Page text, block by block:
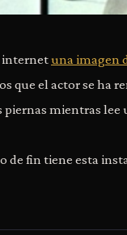
internetuna imagen
que el actor se ha
piernas mientras
de fin tiene esta